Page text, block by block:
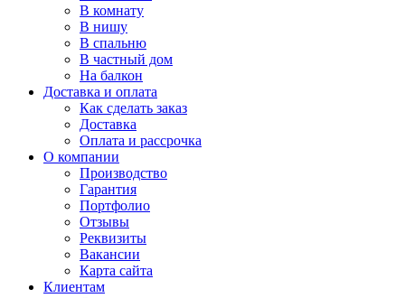
В комнату
В нишу
В спальню
В частный дом
На балкон
Доставка и оплата
Как сделать заказ
Доставка
Оплата и рассрочка
О компании
Производство
Гарантия
Портфолио
Отзывы
Реквизиты
Вакансии
Карта сайта
Клиентам